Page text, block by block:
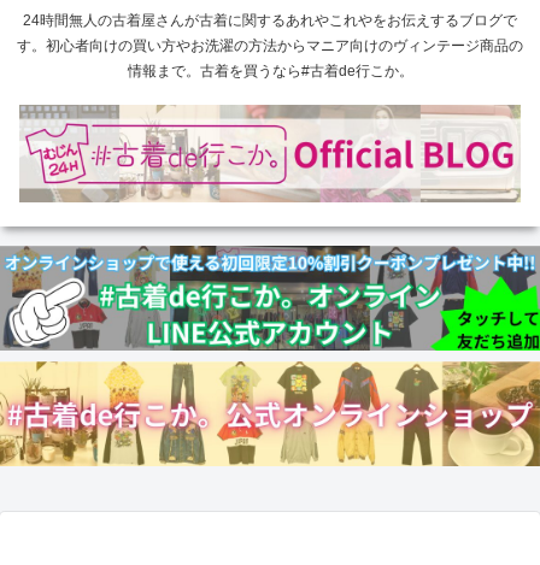
24時間無人の古着屋さんが古着に関するあれやこれやをお伝えするブログで
す。初心者向けの買い方やお洗濯の方法からマニア向けのヴィンテージ商品の
情報まで。古着を買うなら#古着de行こか。